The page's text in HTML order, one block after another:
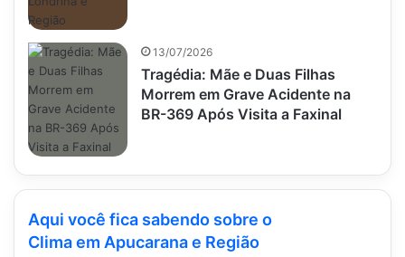
13/07/2026
Tragédia: Mãe e Duas Filhas
Morrem em Grave Acidente na
BR-369 Após Visita a Faxinal
Aqui você fica sabendo sobre o
Clima em Apucarana e Região